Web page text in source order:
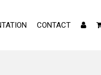
CONTACT